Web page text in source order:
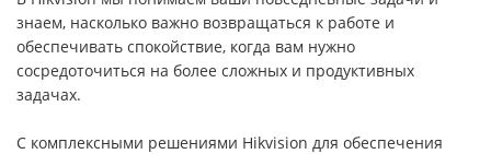
знаем, насколько важно возвращаться к работе и
обеспечивать спокойствие, когда вам нужно
сосредоточиться на более сложных и продуктивных
задачах.
С комплексными решениями Hikvision для обеспечения